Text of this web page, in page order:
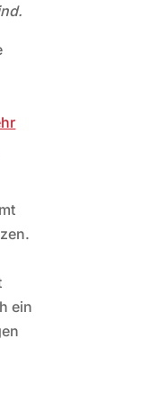
ein